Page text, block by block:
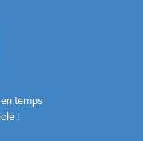
temps
!